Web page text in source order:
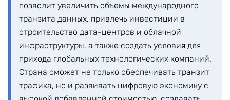
позволит увеличить объемы международного
транзита данных, привлечь инвестиции в
строительство дата-центров и облачной
инфраструктуры, а также создать условия для
прихода глобальных технологических компаний.
Страна сможет не только обеспечивать транзит
трафика, но и развивать цифровую экономику с